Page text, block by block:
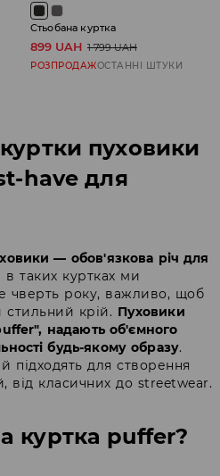
Стьобана куртка
899 UAH 1 799 UAH
РОЗПРОДАЖОСТАННІ ШТУКИ
пуховики
have для
— обов'язкова річ для
в таких куртках ми
року, важливо, щоб
крій. Пуховики
надають об'ємного
будь-якому образу.
підходять для створення
від класичних до streetwear.
куртка puffer?